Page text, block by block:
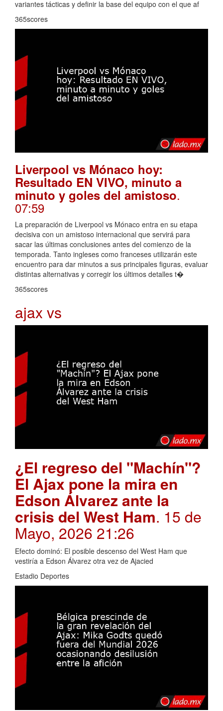
variantes tácticas y definir la base del equipo con el que af
365scores
Liverpool vs Mónaco hoy:
Resultado EN VIVO, minuto a
minuto y goles del amistoso.
07:59
La preparación de Liverpool vs Mónaco entra en su etapa
decisiva con un amistoso internacional que servirá para
sacar las últimas conclusiones antes del comienzo de la
temporada. Tanto ingleses como franceses utilizarán este
encuentro para dar minutos a sus principales figuras, evaluar
distintas alternativas y corregir los últimos detalles t�
365scores
ajax vs
¿El regreso del "Machín"?
El Ajax pone la mira en
Edson Álvarez ante la
crisis del West Ham. 15 de
Mayo, 2026 21:26
Efecto dominó: El posible descenso del West Ham que
vestiría a Edson Álvarez otra vez de Ajacied
Estadio Deportes